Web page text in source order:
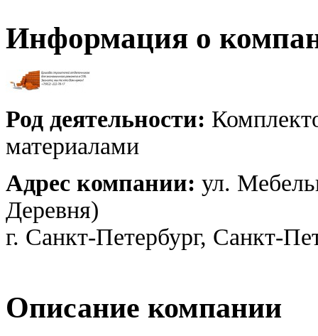
Информация о
Род деятельности:
материалами
Адрес компании: ул.
Деревня)
г. Санкт-Петербург, Санкт-
Описание компании